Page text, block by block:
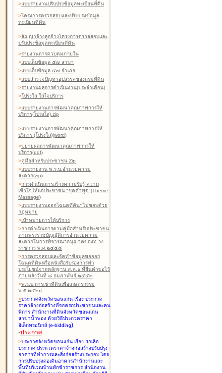
>แบบรายงานปรับปรุงข้อมูลทะเบียนที่ดิน
>โครงการตรวจสอบและปรับปรุงข้อมูล
ทะเบียนที่ดิน
>สัญญาจ้างลูกจ้างโครงการตรวจสอบและ
ปรับปรุงข้อมูลทะเบียนที่ดิน
>รายงานการควบคุมภายใน
>แบบเก็บข้อมูล ๕๗ สาขา
>แบบเก็บข้อมูล ๕๗ อำเภอ
>แบบสำรวจปัญหาอุปสรรคของกรมที่ดิน
>รายงานผลการดำเนินงาน(ประจำเดือน)
>โปร่งใส ใส่ใจบริการ
>แบบรายงานการพัฒนาคุณภาพการให้
บริการ(โปร่งใส).zip
>แบบรายงานการพัฒนาคุณภาพการให้
บริการ (โปร่งใส)(word)
>ขยายผลการพัฒนาคุณภาพการให้
บริการ(pdf)
>คู่มือสำหรับประชาชน Zip
>แบบรายงาน พ.ร.บ.อำนวยความ
สะดวก(zip)
>การดำเนินการสร้างความรับรู้ ความ
เข้าใจให้แก่ประชาชน "ชุดคำพูด"(Theme
Massage)
>แบบรายงานออกโฉนดที่ดินฯไม่ชอบด้วย
กฎหมาย
>เป้าหมายการให้บริการ
>การดำเนินการตามคู่มือสำหรับประชาชน
ตามพระราชบัญญัติการอำนวยความ
สะดวกในการพิจารณาอนุญาตของท าง
ราชการ พ.ศ.๒๕๕๘
>การตรวจสอบและจัดทำข้อมูลขอออก
โฉนดที่ดินหรือหนังสือรับรองการทำ
ประโยชน์จากหลักฐาน ส.ค.๑ ที่ยื่นคำขอไว้
ภายหลังวันที่ ๘ กุมภาพันธ์ ๒๕๕๓
>พ.ร.บ.การเช่าที่ดินเพื่อเกษตรกรรม
พ.ศ.๒๕๒๔
>ประกาศจังหวัดขอนแก่น เรื่อง ประกวด
ราคาจ้างก่อสร้างที่จอดรถประชาชนและคน
พิการ สำนักงานที่ดินจังหวัดขอนแก่น
สาขาน้ำพอง ด้วยวิธีประกวดราคา
อิเล็กทรอนิกส์ (e-bidding)
-ประกาศ
>ประกาศจังหวัดขอนแก่น เรื่อง ยกเลิก
ประกาศ ประกวดราคาจ้างก่อสร้างปรับปรุง
อาคารที่ทำการและสิ่งก่อสร้างประกอบ โดย
การปรับปรุงต่อเติมอาคารสำนักงานและ
พื้นที่บริเวณบ้านพักข้าราชการ สำนักงาน